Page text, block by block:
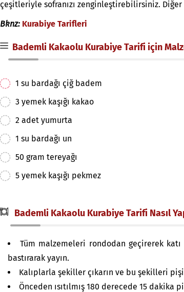
çeşitleriyle sofranızı zenginleştirebilirsiniz. Diğer
Bknz: Kurabiye Tarifleri
Bademli Kakaolu Kurabiye Tarifi için
1 su bardağı çiğ badem
3 yemek kaşığı kakao
2 adet yumurta
1 su bardağı un
50 gram tereyağı
5 yemek kaşığı pekmez
Bademli Kakaolu Kurabiye Tarifi Nasıl
Tüm malzemeleri rondodan geçirerek
bastırarak yayın.
Kalıplarla şekiller çıkarın ve bu şekilleri
Önceden ısıtılmış 180 derecede 15 dakika